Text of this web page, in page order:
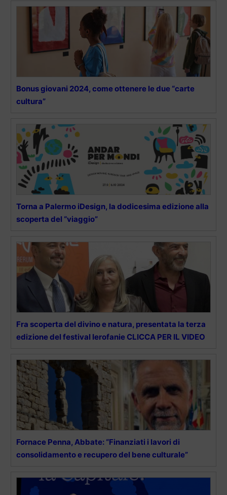
Bonus giovani 2024, come ottenere le due “carte
cultura”
Torna a Palermo iDesign, la dodicesima edizione alla
scoperta del “viaggio”
Fra scoperta del divino e natura, presentata la terza
edizione del festival Ierofanie CLICCA PER IL VIDEO
Fornace Penna, Abbate: “Finanziati i lavori di
consolidamento e recupero del bene culturale”